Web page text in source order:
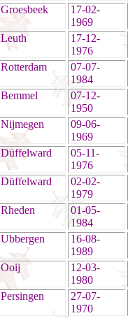
Groesbeek
17-02-
1969
Leuth
17-12-
1976
Rotterdam
07-07-
1984
Bemmel
07-12-
1950
Nijmegen
09-06-
1969
Düffelward
05-11-
1976
Düffelward
02-02-
1979
Rheden
01-05-
1984
Ubbergen
16-08-
1989
Ooij
12-03-
1980
Persingen
27-07-
1970